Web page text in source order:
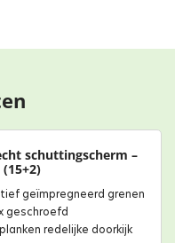
schuttingscherm –
geïmpregneerd grenen
geschroefd
redelijke doorkijk